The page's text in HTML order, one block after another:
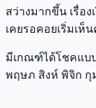
สว่างมากขึ้น เรื่อ
เคยรอคอยเริ่มเห็
มีเกณฑ์ได้โชคแบ
พฤษภ สิงห์ พิจิก กุ